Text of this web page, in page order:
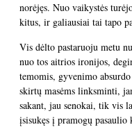
norėjęs. Nuo vaikystės
kitus, ir galiausiai tai tapo
Vis dėlto pastaruoju metu
nuo tos aitrios ironijos,
temomis, gyvenimo
skirtų masėms linksminti,
sakant, jau senokai, tik vis
įsisukęs į pramogų